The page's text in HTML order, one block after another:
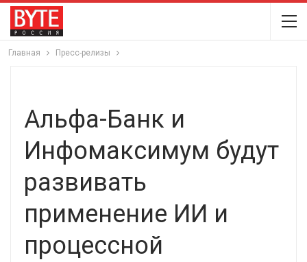
Главная Пресс-релизы
Альфа-Банк и
Инфомаксимум будут
развивать
применение ИИ и
процессной